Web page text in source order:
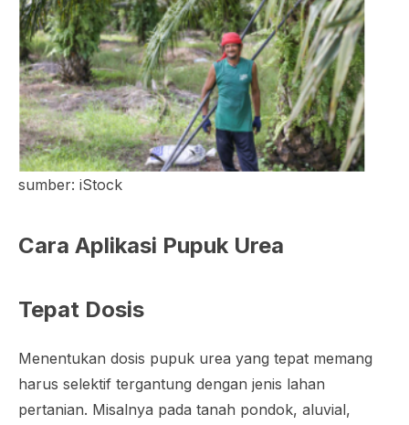
sumber: iStock
Cara Aplikasi Pupuk Urea
Tepat Dosis
Menentukan dosis pupuk urea yang tepat memang
harus selektif tergantung dengan jenis lahan
pertanian. Misalnya pada tanah pondok, aluvial,